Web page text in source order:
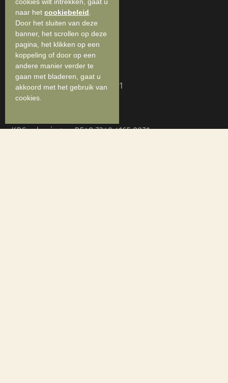
Rosa Geingerstraat 12
9050 Gentbrugge
Erkenningsnummer VVR: 9611
KBC rekeningnr. BE49 7340 4165 8071
naar het cookiebeleid
Door het sluiten van deze
banner, het scrollen op deze
pagina, het klikken op een
koppeling of door op een
andere manier verder te
gaan met bladeren, gaat u
akkoord met het gebruik van
cookies.